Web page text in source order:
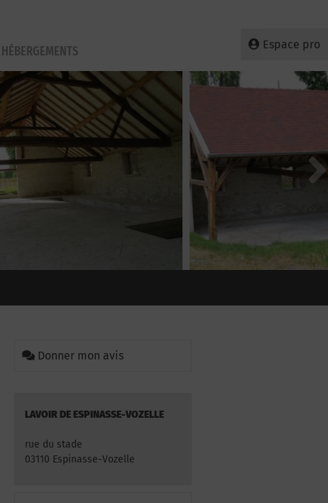
Espace pro
Donner mon avis
LAVOIR DE ESPINASSE-VOZELLE
rue du stade
03110 Espinasse-Vozelle